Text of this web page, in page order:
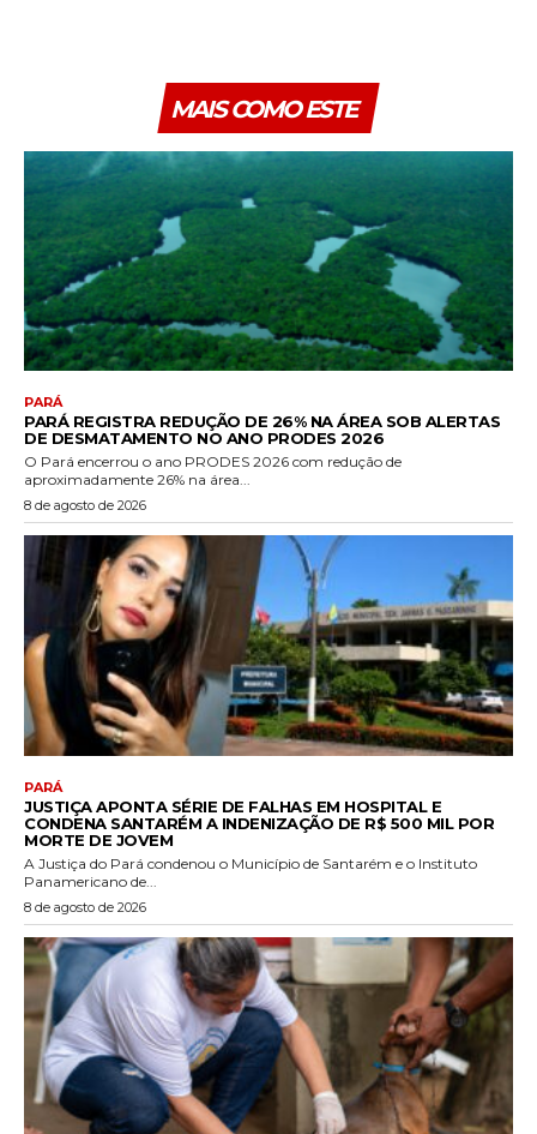
MAIS COMO ESTE
PARÁ
PARÁ REGISTRA REDUÇÃO DE 26% NA ÁREA SOB ALERTAS
DE DESMATAMENTO NO ANO PRODES 2026
O Pará encerrou o ano PRODES 2026 com redução de
aproximadamente 26% na área...
8 de agosto de 2026
PARÁ
JUSTIÇA APONTA SÉRIE DE FALHAS EM HOSPITAL E
CONDENA SANTARÉM A INDENIZAÇÃO DE R$ 500 MIL POR
MORTE DE JOVEM
A Justiça do Pará condenou o Município de Santarém e o Instituto
Panamericano de...
8 de agosto de 2026